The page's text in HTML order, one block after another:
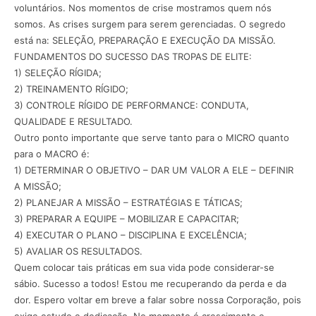
voluntários. Nos momentos de crise mostramos quem nós
somos. As crises surgem para serem gerenciadas. O segredo
está na: SELEÇÃO, PREPARAÇÃO E EXECUÇÃO DA MISSÃO.
FUNDAMENTOS DO SUCESSO DAS TROPAS DE ELITE:
1) SELEÇÃO RÍGIDA;
2) TREINAMENTO RÍGIDO;
3) CONTROLE RÍGIDO DE PERFORMANCE: CONDUTA,
QUALIDADE E RESULTADO.
Outro ponto importante que serve tanto para o MICRO quanto
para o MACRO é:
1) DETERMINAR O OBJETIVO – DAR UM VALOR A ELE – DEFINIR
A MISSÃO;
2) PLANEJAR A MISSÃO – ESTRATÉGIAS E TÁTICAS;
3) PREPARAR A EQUIPE – MOBILIZAR E CAPACITAR;
4) EXECUTAR O PLANO – DISCIPLINA E EXCELÊNCIA;
5) AVALIAR OS RESULTADOS.
Quem colocar tais práticas em sua vida pode considerar-se
sábio. Sucesso a todos! Estou me recuperando da perda e da
dor. Espero voltar em breve a falar sobre nossa Corporação, pois